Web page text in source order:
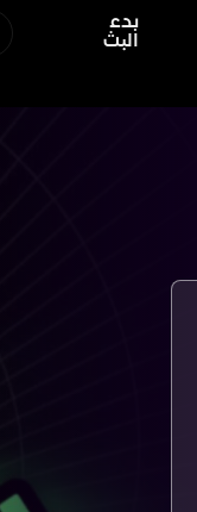
بدء
البث